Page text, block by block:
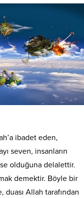
ibadet eden,
seven, insanların
olduğuna delalettir.
demektir. Böyle bir
duası Allah tarafından